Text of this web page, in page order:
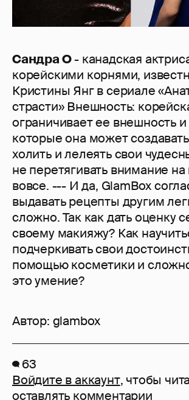
Сандра О- канадская
корейскими корнями,
Кристины Янг в сериале
страсти» Внешность:
ограничивает ее внешность
которые она может
холить и лелеять свои
не перетягивать внимание
вовсе. --- И да, GlamBox
выдавать рецепты другим
сложно. Так как дать оценку
своему макияжу? Как
подчеркивать свои
помощью косметики и
это умение?
Автор: glambox
63
Войдите в аккаунт, чтобы
оставлять комментарии